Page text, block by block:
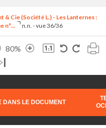
& Cie (Société L.) - Les Lanternes :
n°...
n.n. - vue 36/36
80%
DANS LE DOCUMENT